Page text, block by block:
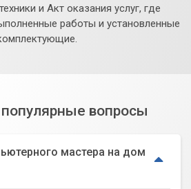
и Акт оказания услуг, где
работы и установленные
вопросы
мастера на дом